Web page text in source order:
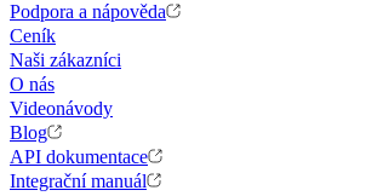
Podpora a nápověda
Ceník
Naši zákazníci
O nás
Videonávody
Blog
API dokumentace
Integrační manuál